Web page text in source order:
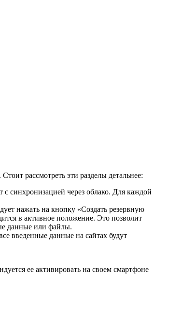
рассмотреть эти разделы детальнее:
синхронизацией через облако. Для каждой
нажать на кнопку «Создать резервную
в активное положение. Это позволит
данные или файлы.
введенные данные на сайтах будут
ее активировать на своем смартфоне